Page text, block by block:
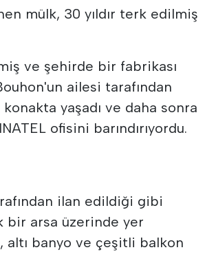
mülk, 30 yıldır terk edilmiş
ve şehirde bir fabrikası
ailesi tarafından
konakta yaşadı ve daha sonra
ofisini barındırıyordu.
ilan edildiği gibi
bir arsa üzerinde yer
altı banyo ve çeşitli balkon